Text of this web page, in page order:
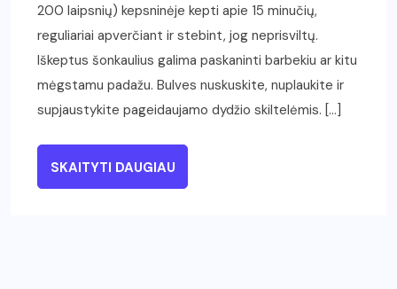
200 laipsnių) kepsninėje kepti apie 15 minučių,
reguliariai apverčiant ir stebint, jog neprisviltų.
Iškeptus šonkaulius galima paskaninti barbekiu ar kitu
mėgstamu padažu. Bulves nuskuskite, nuplaukite ir
supjaustykite pageidaujamo dydžio skiltelėmis. […]
SKAITYTI DAUGIAU